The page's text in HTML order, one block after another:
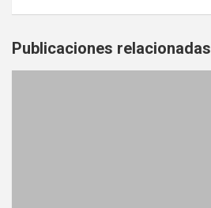
Publicaciones relacionadas